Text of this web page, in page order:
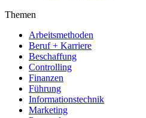
Themen
Arbeitsmethoden
Beruf + Karriere
Beschaffung
Controlling
Finanzen
Führung
Informationstechnik
Marketing